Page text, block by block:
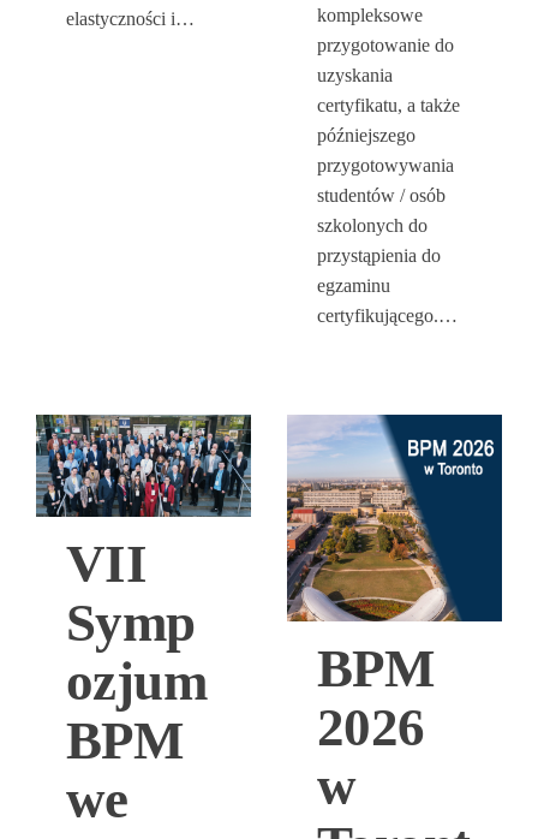
elastyczności i…
kompleksowe
przygotowanie do
uzyskania
certyfikatu, a także
późniejszego
przygotowywania
studentów / osób
szkolonych do
przystąpienia do
egzaminu
certyfikującego.…
VII
Symp
ozjum
BPM
we
BPM
2026
w